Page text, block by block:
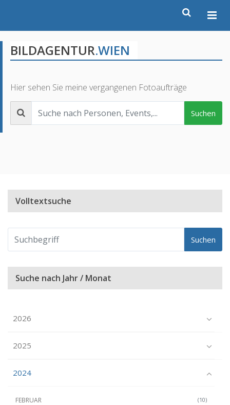
BILDAGENTUR.WIEN
Hier sehen Sie meine vergangenen Fotoaufträge
Suchen
Volltextsuche
Suchen
Suche nach Jahr / Monat
2026
2025
2024
(10)
FEBRUAR